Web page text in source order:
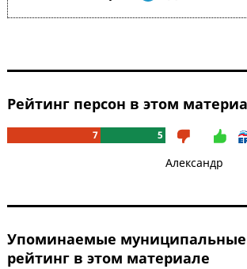
Рейтинг персон в этом
7 5
Александр
Упоминаемые муниципальные
рейтинг в этом материале